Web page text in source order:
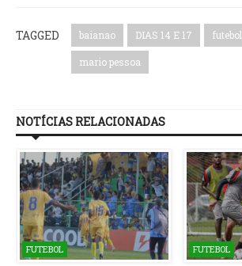
TAGGED baianao DIAS 14 E 17 futebol
mario pessoa
NOTÍCIAS RELACIONADAS
FUTEBOL FUTEBOL